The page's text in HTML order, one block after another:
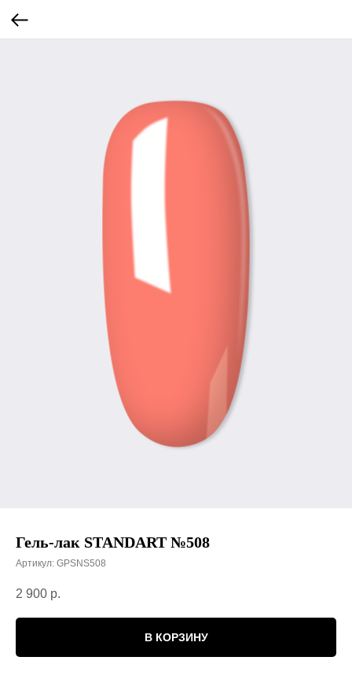
Гель-лак STANDART №508
Артикул: GPSNS508
2 900 р.
В КОРЗИНУ